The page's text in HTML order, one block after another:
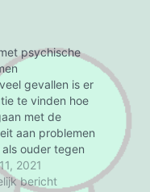
psychische
gevallen is er
te vinden hoe
met de
aan problemen
ouder tegen
lopen. Als je als
psychische
2021
bericht